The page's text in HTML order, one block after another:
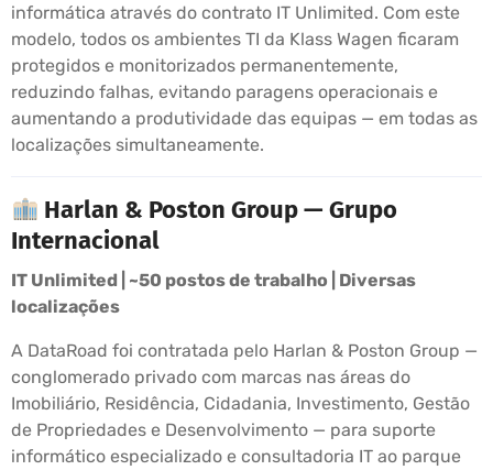
informática através do contrato IT Unlimited. Com este
modelo, todos os ambientes TI da Klass Wagen ficaram
protegidos e monitorizados permanentemente,
reduzindo falhas, evitando paragens operacionais e
aumentando a produtividade das equipas — em todas as
localizações simultaneamente.
Harlan & Poston Group — Grupo
Internacional
IT Unlimited | ~50 postos de trabalho | Diversas
localizações
A DataRoad foi contratada pelo Harlan & Poston Group —
conglomerado privado com marcas nas áreas do
Imobiliário, Residência, Cidadania, Investimento, Gestão
de Propriedades e Desenvolvimento — para suporte
informático especializado e consultadoria IT ao parque